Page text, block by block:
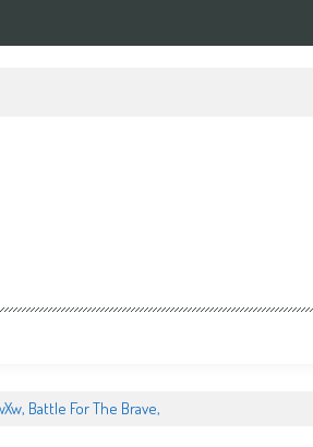
Battle For The Brave,